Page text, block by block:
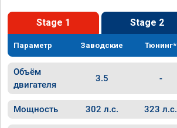
Stage 1 Stage 2
Параметр Заводские Тюнинг*
Объём
двигателя
3.5 -
Мощность 302 л.с. 323 л.с.